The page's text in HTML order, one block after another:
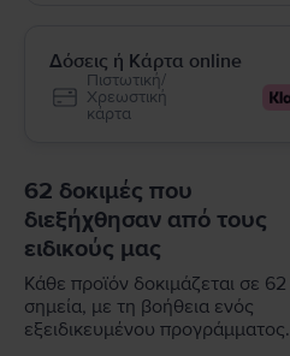
Δόσεις ή Κάρτα online
Πιστωτική/
Χρεωστική
κάρτα
62 δοκιμές που
διεξήχθησαν από τους
ειδικούς μας
Κάθε προϊόν δοκιμάζεται σε 62
σημεία, με τη βοήθεια ενός
εξειδικευμένου προγράμματος.